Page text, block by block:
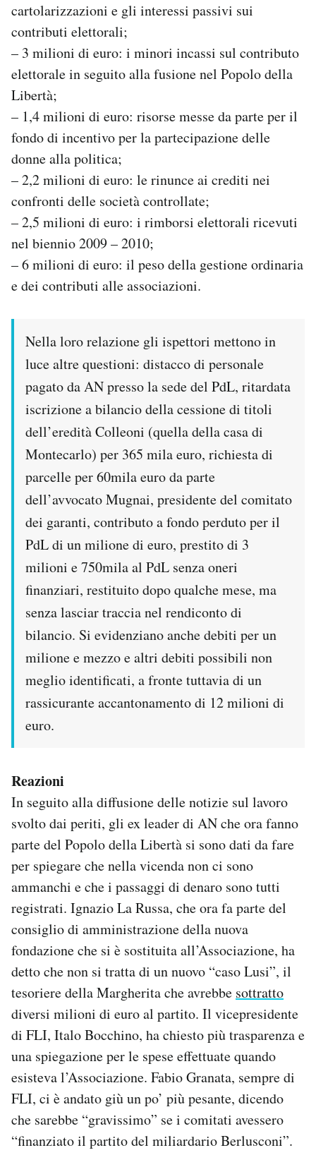
cartolarizzazioni e gli interessi passivi sui
contributi elettorali;
– 3 milioni di euro: i minori incassi sul contributo
elettorale in seguito alla fusione nel Popolo della
Libertà;
– 1,4 milioni di euro: risorse messe da parte per il
fondo di incentivo per la partecipazione delle
donne alla politica;
– 2,2 milioni di euro: le rinunce ai crediti nei
confronti delle società controllate;
– 2,5 milioni di euro: i rimborsi elettorali ricevuti
nel biennio 2009 – 2010;
– 6 milioni di euro: il peso della gestione ordinaria
e dei contributi alle associazioni.
Nella loro relazione gli ispettori mettono in
luce altre questioni: distacco di personale
pagato da AN presso la sede del PdL, ritardata
iscrizione a bilancio della cessione di titoli
dell’eredità Colleoni (quella della casa di
Montecarlo) per 365 mila euro, richiesta di
parcelle per 60mila euro da parte
dell’avvocato Mugnai, presidente del comitato
dei garanti, contributo a fondo perduto per il
PdL di un milione di euro, prestito di 3
milioni e 750mila al PdL senza oneri
finanziari, restituito dopo qualche mese, ma
senza lasciar traccia nel rendiconto di
bilancio. Si evidenziano anche debiti per un
milione e mezzo e altri debiti possibili non
meglio identificati, a fronte tuttavia di un
rassicurante accantonamento di 12 milioni di
euro.
Reazioni
In seguito alla diffusione delle notizie sul lavoro
svolto dai periti, gli ex leader di AN che ora fanno
parte del Popolo della Libertà si sono dati da fare
per spiegare che nella vicenda non ci sono
ammanchi e che i passaggi di denaro sono tutti
registrati. Ignazio La Russa, che ora fa parte del
consiglio di amministrazione della nuova
fondazione che si è sostituita all’Associazione, ha
detto che non si tratta di un nuovo “caso Lusi”, il
tesoriere della Margherita che avrebbe sottratto
diversi milioni di euro al partito. Il vicepresidente
di FLI, Italo Bocchino, ha chiesto più trasparenza e
una spiegazione per le spese effettuate quando
esisteva l’Associazione. Fabio Granata, sempre di
FLI, ci è andato giù un po’ più pesante, dicendo
che sarebbe “gravissimo” se i comitati avessero
“finanziato il partito del miliardario Berlusconi”.